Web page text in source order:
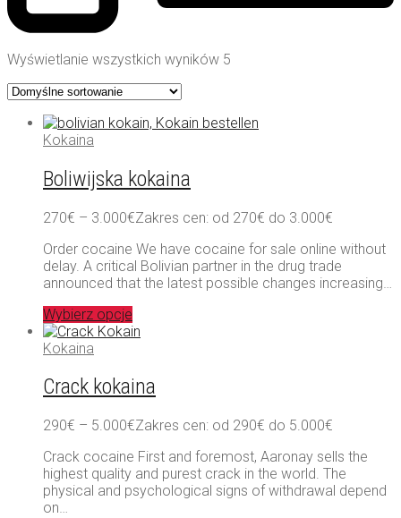
Wyświetlanie wszystkich wyników 5
Kokaina
Boliwijska kokaina
270€ – 3.000€Zakres cen: od 270€ do 3.000€
Order cocaine We have cocaine for sale online without
delay. A critical Bolivian partner in the drug trade
announced that the latest possible changes increasing…
Wybierz opcje
Kokaina
Crack kokaina
290€ – 5.000€Zakres cen: od 290€ do 5.000€
Crack cocaine First and foremost, Aaronay sells the
highest quality and purest crack in the world. The
physical and psychological signs of withdrawal depend
on…